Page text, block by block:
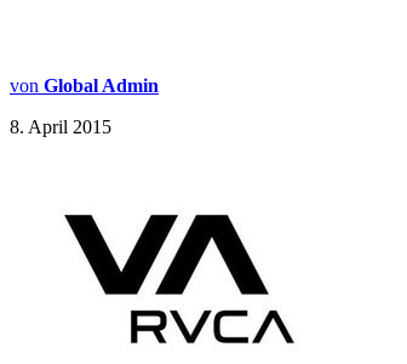
von Global Admin
8. April 2015